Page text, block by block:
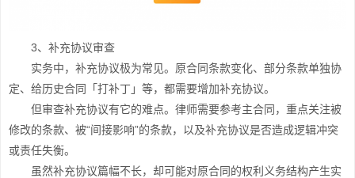
3、补充协议审查
实务中，补充协议极为常见。原合同条款变化、部分条款单独协
定、给历史合同「打补丁」等，都需要增加补充协议。
但审查补充协议有它的难点。律师需要参考主合同，重点关注被
修改的条款、被“间接影响”的条款，以及补充协议是否造成逻辑冲突
或责任失衡。
虽然补充协议篇幅不长，却可能对原合同的权利义务结构产生实